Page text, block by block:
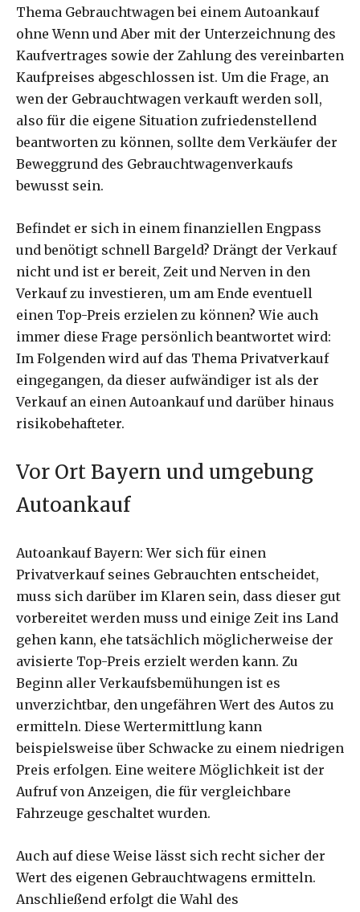
Thema Gebrauchtwagen bei einem Autoankauf
ohne Wenn und Aber mit der Unterzeichnung des
Kaufvertrages sowie der Zahlung des vereinbarten
Kaufpreises abgeschlossen ist. Um die Frage, an
wen der Gebrauchtwagen verkauft werden soll,
also für die eigene Situation zufriedenstellend
beantworten zu können, sollte dem Verkäufer der
Beweggrund des Gebrauchtwagenverkaufs
bewusst sein.
Befindet er sich in einem finanziellen Engpass
und benötigt schnell Bargeld? Drängt der Verkauf
nicht und ist er bereit, Zeit und Nerven in den
Verkauf zu investieren, um am Ende eventuell
einen Top-Preis erzielen zu können? Wie auch
immer diese Frage persönlich beantwortet wird:
Im Folgenden wird auf das Thema Privatverkauf
eingegangen, da dieser aufwändiger ist als der
Verkauf an einen Autoankauf und darüber hinaus
risikobehafteter.
Vor Ort Bayern und umgebung
Autoankauf
Autoankauf Bayern: Wer sich für einen
Privatverkauf seines Gebrauchten entscheidet,
muss sich darüber im Klaren sein, dass dieser gut
vorbereitet werden muss und einige Zeit ins Land
gehen kann, ehe tatsächlich möglicherweise der
avisierte Top-Preis erzielt werden kann. Zu
Beginn aller Verkaufsbemühungen ist es
unverzichtbar, den ungefähren Wert des Autos zu
ermitteln. Diese Wertermittlung kann
beispielsweise über Schwacke zu einem niedrigen
Preis erfolgen. Eine weitere Möglichkeit ist der
Aufruf von Anzeigen, die für vergleichbare
Fahrzeuge geschaltet wurden.
Auch auf diese Weise lässt sich recht sicher der
Wert des eigenen Gebrauchtwagens ermitteln.
Anschließend erfolgt die Wahl des